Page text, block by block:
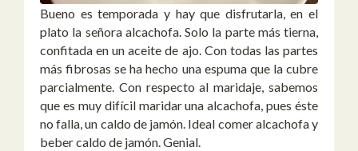
Bueno es temporada y hay que disfrutarla, en el
plato la señora alcachofa. Solo la parte más tierna,
confitada en un aceite de ajo. Con todas las partes
más fibrosas se ha hecho una espuma que la cubre
parcialmente. Con respecto al maridaje, sabemos
que es muy difícil maridar una alcachofa, pues éste
no falla, un caldo de jamón. Ideal comer alcachofa y
beber caldo de jamón. Genial.